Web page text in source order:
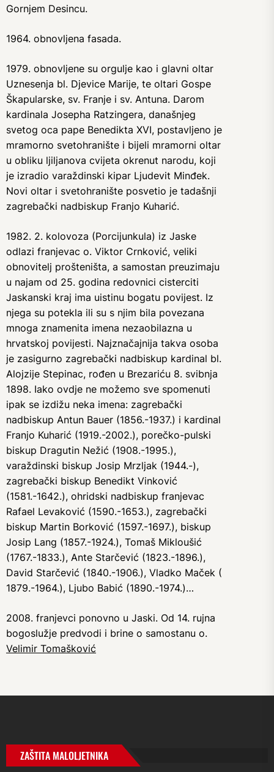
Gornjem Desincu.
1964. obnovljena fasada.
1979. obnovljene su orgulje kao i glavni oltar
Uznesenja bl. Djevice Marije, te oltari Gospe
Škapularske, sv. Franje i sv. Antuna. Darom
kardinala Josepha Ratzingera, današnjeg
svetog oca pape Benedikta XVI, postavljeno je
mramorno svetohranište i bijeli mramorni oltar
u obliku ljiljanova cvijeta okrenut narodu, koji
je izradio varaždinski kipar Ljudevit Minđek.
Novi oltar i svetohranište posvetio je tadašnji
zagrebački nadbiskup Franjo Kuharić.
1982. 2. kolovoza (Porcijunkula) iz Jaske
odlazi franjevac o. Viktor Crnković, veliki
obnovitelj prošteništa, a samostan preuzimaju
u najam od 25. godina redovnici cisterciti
Jaskanski kraj ima uistinu bogatu povijest. Iz
njega su potekla ili su s njim bila povezana
mnoga znamenita imena nezaobilazna u
hrvatskoj povijesti. Najznačajnija takva osoba
je zasigurno zagrebački nadbiskup kardinal bl.
Alojzije Stepinac, rođen u Brezariću 8. svibnja
1898. Iako ovdje ne možemo sve spomenuti
ipak se izdižu neka imena: zagrebački
nadbiskup Antun Bauer (1856.-1937.) i kardinal
Franjo Kuharić (1919.-2002.), porečko-pulski
biskup Dragutin Nežić (1908.-1995.),
varaždinski biskup Josip Mrzljak (1944.-),
zagrebački biskup Benedikt Vinković
(1581.-1642.), ohridski nadbiskup franjevac
Rafael Levaković (1590.-1653.), zagrebački
biskup Martin Borković (1597.-1697.), biskup
Josip Lang (1857.-1924.), Tomaš Mikloušić
(1767.-1833.), Ante Starčević (1823.-1896.),
David Starčević (1840.-1906.), Vladko Maček (
1879.-1964.), Ljubo Babić (1890.-1974.)…
2008. franjevci ponovno u Jaski. Od 14. rujna
bogoslužje predvodi i brine o samostanu o.
Velimir Tomašković
ZAŠTITA MALOLJETNIKA